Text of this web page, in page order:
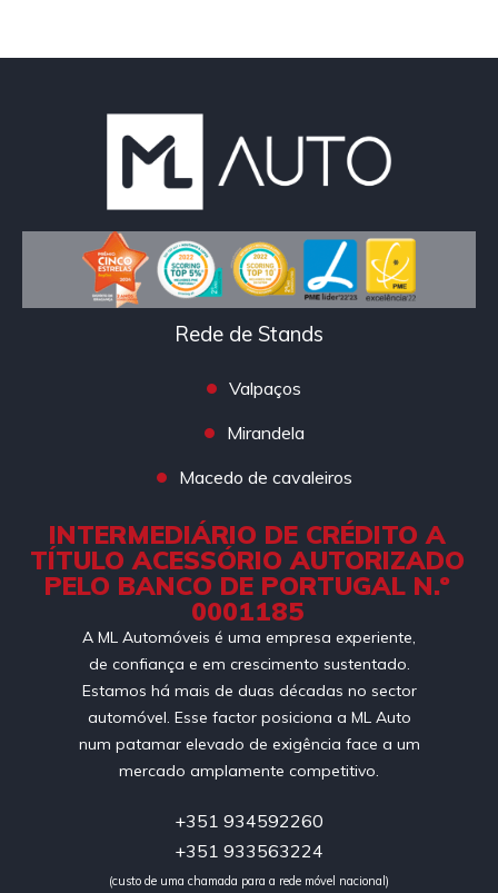
Rede de Stands
Valpaços
Mirandela
Macedo de cavaleiros
INTERMEDIÁRIO DE CRÉDITO A
TÍTULO ACESSÓRIO AUTORIZADO
PELO BANCO DE PORTUGAL N.º
0001185
A ML Automóveis é uma empresa experiente,
de confiança e em crescimento sustentado.
Estamos há mais de duas décadas no sector
automóvel. Esse factor posiciona a ML Auto
num patamar elevado de exigência face a um
mercado amplamente competitivo.
+351 934592260
+351 933563224
(custo de uma chamada para a rede móvel nacional)